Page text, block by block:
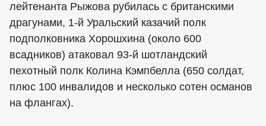
лейтенанта Рыжова рубилась с британскими
драгунами, 1-й Уральский казачий полк
подполковника Хорошхина (около 600
всадников) атаковал 93-й шотландский
пехотный полк Колина Кэмпбелла (650 солдат,
плюс 100 инвалидов и несколько сотен османов
на флангах).